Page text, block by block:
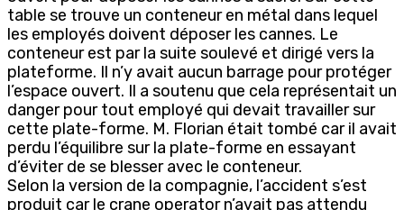
table se trouve un conteneur en métal dans lequel
les employés doivent déposer les cannes. Le
conteneur est par la suite soulevé et dirigé vers la
plateforme. Il n’y avait aucun barrage pour protéger
l’espace ouvert. Il a soutenu que cela représentait un
danger pour tout employé qui devait travailler sur
cette plate-forme. M. Florian était tombé car il avait
perdu l’équilibre sur la plate-forme en essayant
d’éviter de se blesser avec le conteneur.
Selon la version de la compagnie, l’accident s’est
produit car le crane operator n’avait pas attendu